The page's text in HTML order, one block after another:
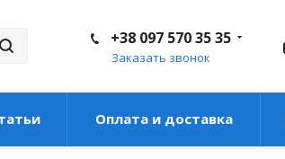
+38 097 570 35 35
Заказать звонок
Оплата и доставка